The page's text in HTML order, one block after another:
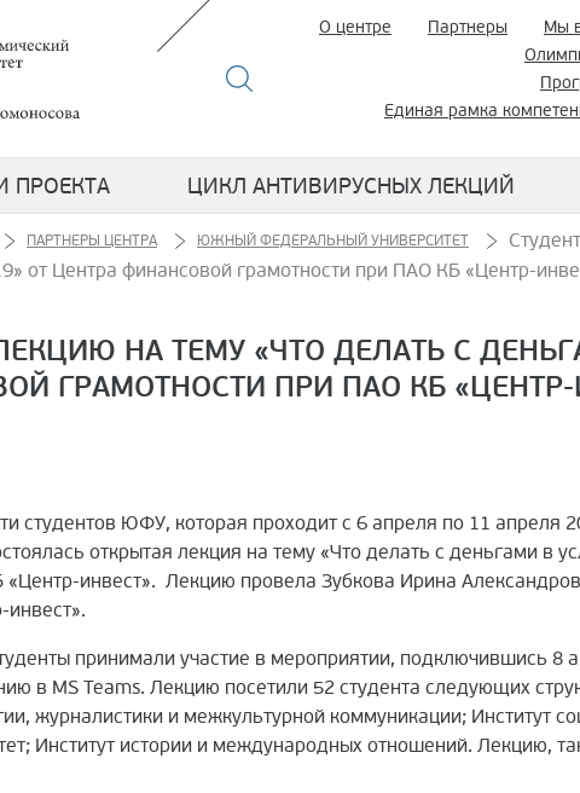
О центре Партнеры Мы
Единая рамка
ПРОЕКТА ЦИКЛ АНТИВИРУСНЫХ ЛЕКЦИЙ
ПАРТНЕРЫ ЦЕНТРА ЮЖНЫЙ ФЕДЕРАЛЬНЫЙ УНИВЕРСИТЕТ
от Центра финансовой грамотности при ПАО КБ «Центр-
НА ТЕМУ «ЧТО ДЕЛАТЬ С
ГРАМОТНОСТИ ПРИ ПАО КБ «ЦЕНТР-
студентов ЮФУ, которая проходит с 6 апреля по 11 апреля
открытая лекция на тему «Что делать с деньгами в
инвест». Лекцию провела Зубкова Ирина
принимали участие в мероприятии, подключившись 8
в MS Teams. Лекцию посетили 52 студента следующих
журналистики и межкультурной коммуникации; Институт
Институт истории и международных отношений. Лекцию,